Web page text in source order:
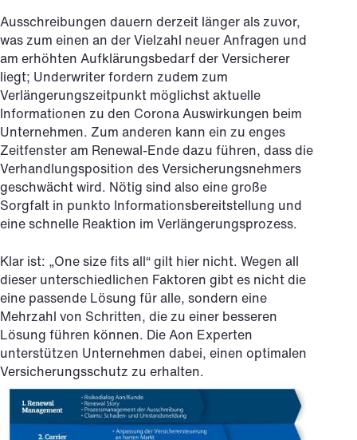
Ausschreibungen dauern derzeit länger als zuvor,
was zum einen an der Vielzahl neuer Anfragen und
am erhöhten Aufklärungsbedarf der Versicherer
liegt; Underwriter fordern zudem zum
Verlängerungszeitpunkt möglichst aktuelle
Informationen zu den Corona Auswirkungen beim
Unternehmen. Zum anderen kann ein zu enges
Zeitfenster am Renewal-Ende dazu führen, dass die
Verhandlungsposition des Versicherungsnehmers
geschwächt wird. Nötig sind also eine große
Sorgfalt in punkto Informationsbereitstellung und
eine schnelle Reaktion im Verlängerungsprozess.
Klar ist: „One size fits all“ gilt hier nicht. Wegen all
dieser unterschiedlichen Faktoren gibt es nicht die
eine passende Lösung für alle, sondern eine
Mehrzahl von Schritten, die zu einer besseren
Lösung führen können. Die Aon Experten
unterstützen Unternehmen dabei, einen optimalen
Versicherungsschutz zu erhalten.